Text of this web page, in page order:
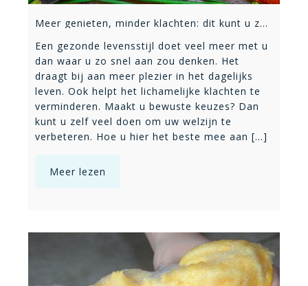
Meer genieten, minder klachten: dit kunt u zelf doen
Een gezonde levensstijl doet veel meer met u
dan waar u zo snel aan zou denken. Het
draagt bij aan meer plezier in het dagelijks
leven. Ook helpt het lichamelijke klachten te
verminderen. Maakt u bewuste keuzes? Dan
kunt u zelf veel doen om uw welzijn te
verbeteren. Hoe u hier het beste mee aan [...]
Meer lezen